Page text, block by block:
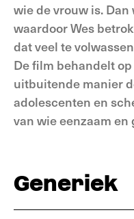
wie de vrouw is.
waardoor Wes
dat veel te
De film behandelt
uitbuitende manier
adolescenten en
van wie eenzaam en
Generiek